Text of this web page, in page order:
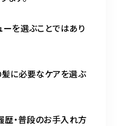
ーを選ぶことではあり
髪に必要なケアを選ぶ
歴・普段のお手入れ方